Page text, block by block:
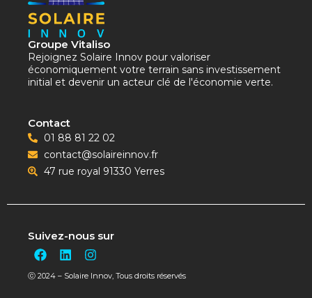
Groupe Vitaliso
Rejoignez Solaire Innov pour valoriser
économiquement votre terrain sans investissement
initial et devenir un acteur clé de l'économie verte.
Contact
01 88 81 22 02
contact@solaireinnov.fr
47 rue royal 91330 Yerres
Suivez-nous sur
F
a
c
L
i
n
I
n
s
ⓒ 2024 – Solaire Innov, Tous droits réservés